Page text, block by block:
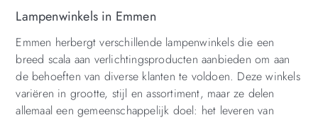
Lampenwinkels in Emmen
Emmen herbergt verschillende lampenwinkels die een
breed scala aan verlichtingsproducten aanbieden om aan
de behoeften van diverse klanten te voldoen. Deze winkels
variëren in grootte, stijl en assortiment, maar ze delen
allemaal een gemeenschappelijk doel: het leveren van